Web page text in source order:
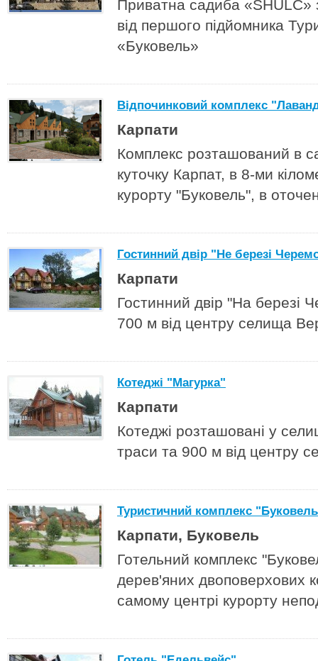
Приватна садиба «SHULC»
від першого підйомника
«Буковель»
Відпочинковий комплекс
Карпати
Комплекс розташований в
куточку Карпат, в 8-ми
курорту "Буковель", в
Гостинний двір "Не березі
Карпати
Гостинний двір "На березі
700 м від центру селища
Котеджі "Магурка"
Карпати
Котеджі розташовані у
траси та 900 м від центру
Туристичний комплекс
Карпати, Буковель
Готельний комплекс
дерев'яних двоповерхових
самому центрі курорту